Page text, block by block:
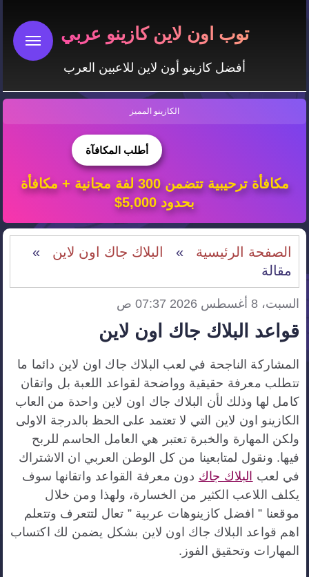
توب اون لاين كازينو عربي
أفضل كازينو أون لاين للاعبين العرب
الكازينو المميز
أطلب المكافآة
مكافأة ترحيبية تتضمن 300 لفة مجانية + مكافأة
بحدود 5,000$
الصفحة الرئيسية » البلاك جاك اون لاين »
مقالة
السبت، 8 أغسطس 2026 07:37 ص
قواعد البلاك جاك اون لاين
المشاركة الناجحة في لعب البلاك جاك اون لاين دائما ما
تتطلب معرفة حقيقية وواضحة لقواعد اللعبة بل واتقان
كامل لها وذلك لأن البلاك جاك اون لاين واحدة من العاب
الكازينو اون لاين التي لا تعتمد على الحظ بالدرجة الاولى
ولكن المهارة والخبرة تعتبر هي العامل الحاسم للربح
فيها. ونقول لمتابعينا من كل الوطن العربي ان الاشتراك
في لعب
البلاك جاك دون معرفة القواعد واتقانها سوف
يكلف اللاعب الكثير من الخسارة، ولهذا ومن خلال
موقعنا ” افضل كازينوهات عربية ” تعال لتتعرف وتتعلم
اهم قواعد البلاك جاك اون لاين بشكل يضمن لك اكتساب
المهارات وتحقيق الفوز.